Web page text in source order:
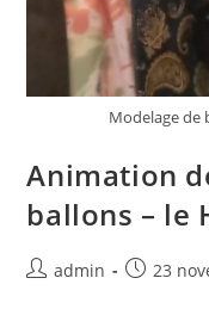
Modelage de
Animation
ballons – le
admin 23